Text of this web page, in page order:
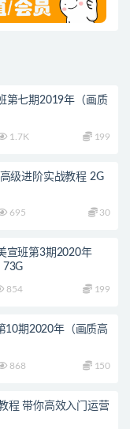
第七期2019年（画质
1.7K 199
级进阶实战教程 2G
695 30
宣班第3期2020年
73G
854 199
10期2020年（画质高
868 150
程 带你高效入门运营